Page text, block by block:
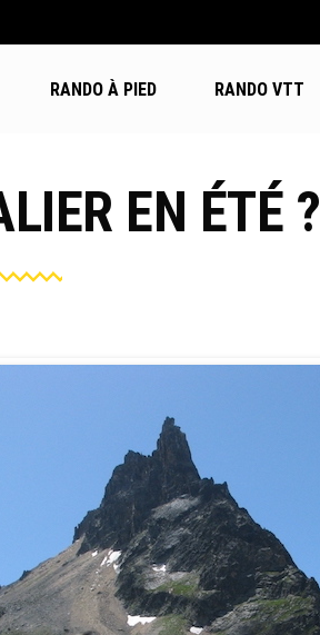
RANDO À PIED RANDO VTT
EN ÉTÉ ?